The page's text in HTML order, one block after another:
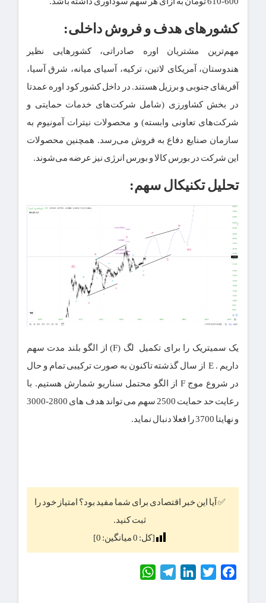
کشورهای هدف و فروش داخلی:
مهم‌ترین مشتریان اوره صادراتی، کشورهایی نظیر
هندوستان، آمریکای لاتین، ترکیه، آسیای میانه، شرق آسیا،
آفریقای جنوبی و برزیل هستند. در داخل کشور کود اوره عمدتا
در بخش کشاورزی (شامل شرکت‌های خدمات حمایتی و
شرکت‌های تعاونی وابسته) و محصولات نیترات آمونیوم به
سازمان صنایع دفاع به فروش می‌رسد. همچنین محصولات
این شرکت در بورس کالا و بورس انرژی نیز عرضه می‌شوند.
تحلیل تکنیکال سهم:
یک سمیتریک را برای تکمیل لگ (F) از الگو بلند مدت سهم
داریم . E از سال گذشته تاکنون به صورت ترکیبی تمام و حال
در شروع موج F از الگو محتمل سناریو شمارش هستیم. با
رعایت حد حمایت 2500 سهم می تواند هدف های 2800-3000
و نهایتا 3700 را فعلا دنبال نماید.
✅ آیا این خبر اقتصادی برای شما مفید بود؟ امتیاز خود را
ثبت کنید.
[کل: 0میانگین: 0
]
Facebook
Twitter
LinkedIn
Telegram